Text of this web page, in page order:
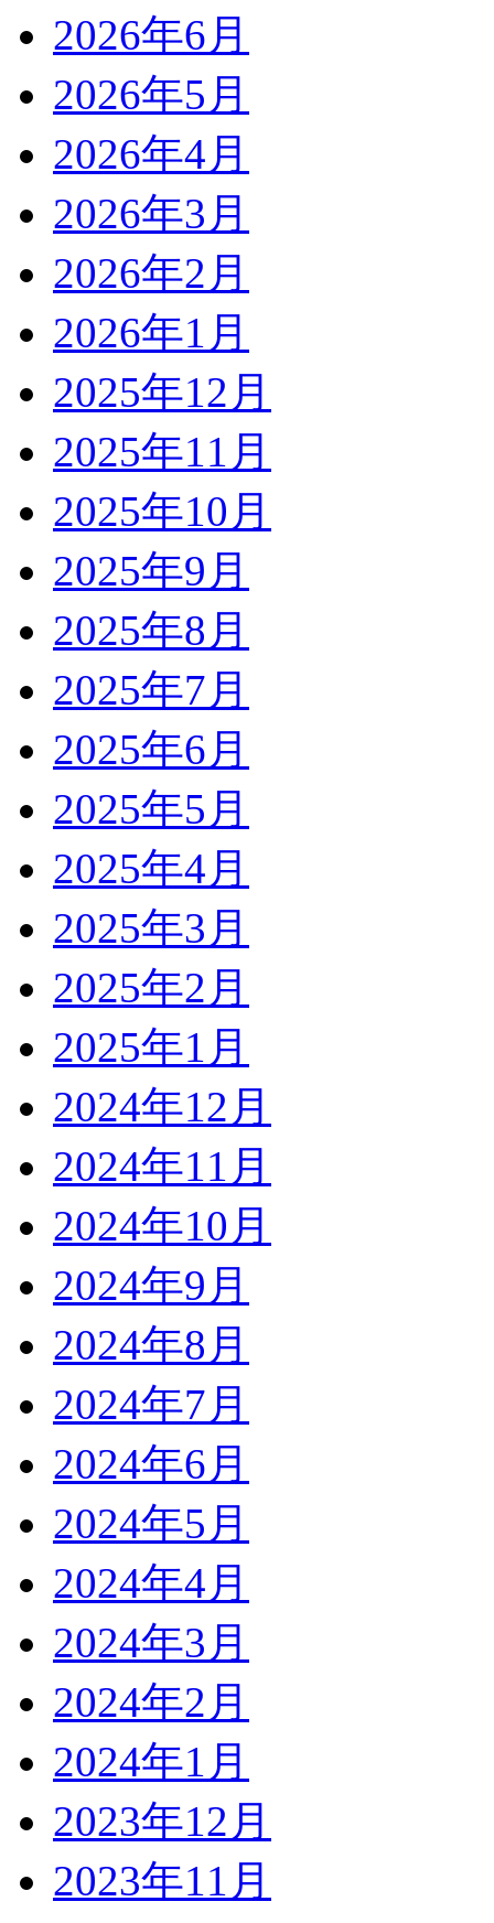
2026年6月
2026年5月
2026年4月
2026年3月
2026年2月
2026年1月
2025年12月
2025年11月
2025年10月
2025年9月
2025年8月
2025年7月
2025年6月
2025年5月
2025年4月
2025年3月
2025年2月
2025年1月
2024年12月
2024年11月
2024年10月
2024年9月
2024年8月
2024年7月
2024年6月
2024年5月
2024年4月
2024年3月
2024年2月
2024年1月
2023年12月
2023年11月